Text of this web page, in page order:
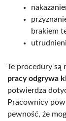
brakiem
Te procedury są
pracy odgrywa
potwierdza
Pracownicy
pewność, że